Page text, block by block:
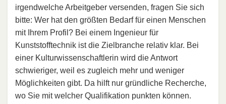
irgendwelche Arbeitgeber versenden, fragen Sie sich
bitte: Wer hat den größten Bedarf für einen Menschen
mit Ihrem Profil? Bei einem Ingenieur für
Kunststofftechnik ist die Zielbranche relativ klar. Bei
einer Kulturwissenschaftlerin wird die Antwort
schwieriger, weil es zugleich mehr und weniger
Möglichkeiten gibt. Da hilft nur gründliche Recherche,
wo Sie mit welcher Qualifikation punkten können.